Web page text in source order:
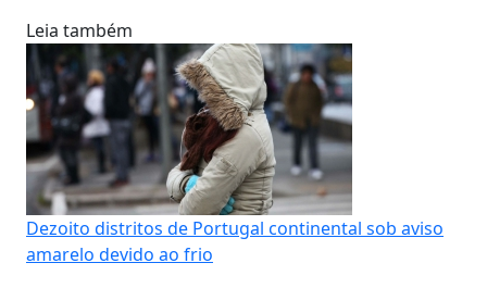
Leia também
Dezoito distritos de Portugal continental sob aviso
amarelo devido ao frio